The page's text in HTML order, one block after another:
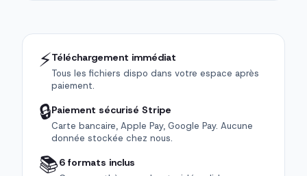
⚡Téléchargement immédiat
Tous les fichiers dispo dans votre espace après
paiement.
🔒Paiement sécurisé Stripe
Carte bancaire, Apple Pay, Google Pay. Aucune
donnée stockée chez nous.
📚6 formats inclus